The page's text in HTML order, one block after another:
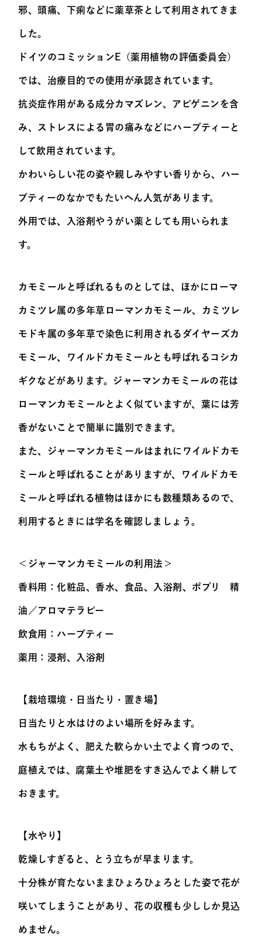
邪、頭痛、下痢などに薬草茶として利用されてきま
した。
ドイツのコミッションE（薬用植物の評価委員会）
では、治療目的での使用が承認されています。
抗炎症作用がある成分カマズレン、アピゲニンを含
み、ストレスによる胃の痛みなどにハーブティーと
して飲用されています。
かわいらしい花の姿や親しみやすい香りから、ハー
ブティーのなかでもたいへん人気があります。
外用では、入浴剤やうがい薬としても用いられま
す。
カモミールと呼ばれるものとしては、ほかにローマ
カミツレ属の多年草ローマンカモミール、カミツレ
モドキ属の多年草で染色に利用されるダイヤーズカ
モミール、ワイルドカモミールとも呼ばれるコシカ
ギクなどがあります。ジャーマンカモミールの花は
ローマンカモミールとよく似ていますが、葉には芳
香がないことで簡単に識別できます。
また、ジャーマンカモミールはまれにワイルドカモ
ミールと呼ばれることがありますが、ワイルドカモ
ミールと呼ばれる植物はほかにも数種類あるので、
利用するときには学名を確認しましょう。
＜ジャーマンカモミールの利用法＞
香料用：化粧品、香水、食品、入浴剤、ポプリ 精
油／アロマテラピー
飲食用：ハーブティー
薬用：浸剤、入浴剤
【栽培環境・日当たり・置き場】
日当たりと水はけのよい場所を好みます。
水もちがよく、肥えた軟らかい土でよく育つので、
庭植えでは、腐葉土や堆肥をすき込んでよく耕して
おきます。
【水やり】
乾燥しすぎると、とう立ちが早まります。
十分株が育たないままひょろひょろとした姿で花が
咲いてしまうことがあり、花の収穫も少ししか見込
めません。